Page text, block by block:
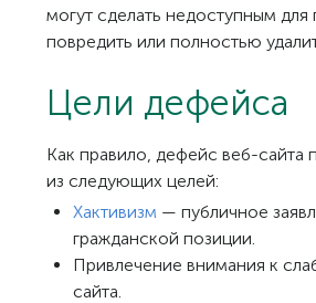
могут сделать недоступным для
повредить или полностью
Цели дефейса
Как правило, дефейс веб-сайта
из следующих целей:
Хактивизм — публичное
гражданской позиции.
Привлечение внимания к
сайта.